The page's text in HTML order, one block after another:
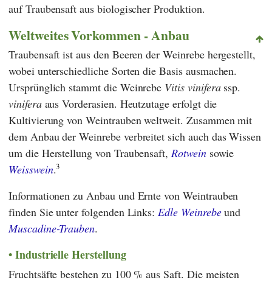
auf Traubensaft aus biologischer Produktion.
Weltweites Vorkommen - Anbau
Traubensaft ist aus den Beeren der Weinrebe hergestellt,
wobei unterschiedliche Sorten die Basis ausmachen.
Ursprünglich stammt die Weinrebe Vitis viniferassp.
viniferaaus Vorderasien. Heutzutage erfolgt die
Kultivierung von Weintrauben weltweit. Zusammen mit
dem Anbau der Weinrebe verbreitet sich auch das Wissen
um die Herstellung von Traubensaft,Rotweinsowie
Weisswein.3
Informationen zu Anbau und Ernte von Weintrauben
finden Sie unter folgenden Links:Edle Weinrebeund
Muscadine-Trauben.
Industrielle Herstellung
Fruchtsäfte bestehen zu 100 % aus Saft. Die meisten